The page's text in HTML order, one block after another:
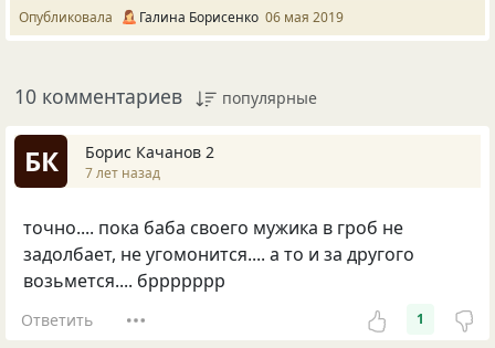
Опубликовала Галина Борисенко 06 мая 2019
10 комментариев популярные
БК Борис Качанов 2
7 лет назад
точно.... пока баба своего мужика в гроб не
задолбает, не угомонится.... а то и за другого
возьмется.... бррррррр
Ответить 1